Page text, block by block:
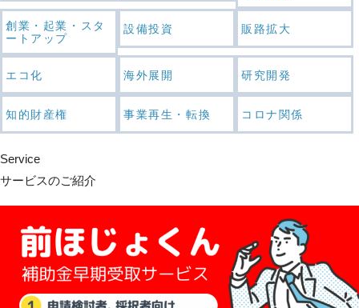
創業・起業・スタ
ートアップ
設備投資 販路拡大
エコ化 海外展開 研究開発
知的財産権 事業再生・転換 コロナ関係
Service
サービスのご紹介